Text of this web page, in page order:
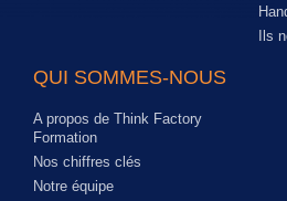
Ils
QUI SOMMES-NOUS
A propos de Think Factory
Formation
Nos chiffres clés
Notre équipe